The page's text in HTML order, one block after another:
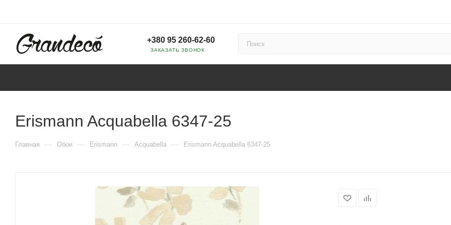
+380 95 260-62-60
ЗАКАЗАТЬ ЗВОНОК
Erismann Acquabella 6347-25
Главная — Обои — Erismann — Acquabella — Erismann Acquabella 6347-25